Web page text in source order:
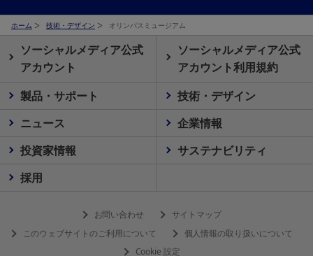
ホーム 技術・デザイン オリンパスミュージアム
ソーシャルメディア公式
アカウント
ソーシャルメディア公式
アカウント利用規約
製品・サポート
技術・デザイン
ニュース
企業情報
投資家情報
サステナビリティ
採用
お問い合わせ
サイトマップ
このウェブサイトのご利用について
個人情報の取り扱いについて
Cookie 設定